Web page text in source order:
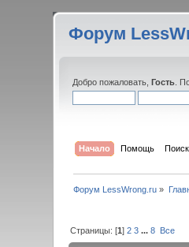
Форум
Добро пожаловать,Гость .
Начало Помощь Поиск
Форум LessWrong.ru »
Страницы: [1]2 3 ...8 Все